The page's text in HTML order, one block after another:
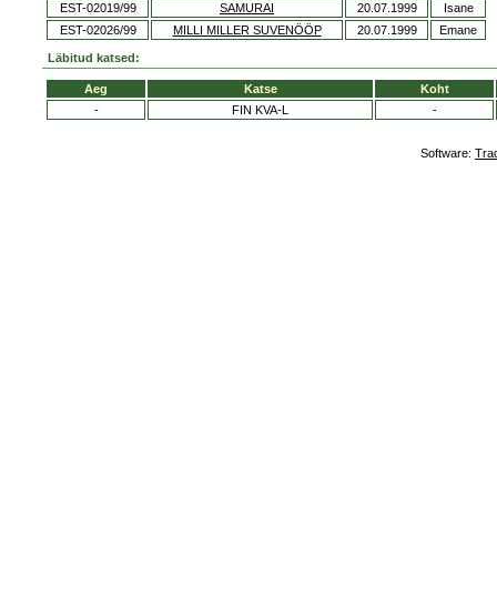
EST-02019/99
SAMURAI 20.07.1999
Isane
EST-02026/99
MILLI MILLER SUVENÖÖP 20.07.1999 Emane
Läbitud katsed:
Aeg Katse
Koht
-
FIN KVA-L -
Software: